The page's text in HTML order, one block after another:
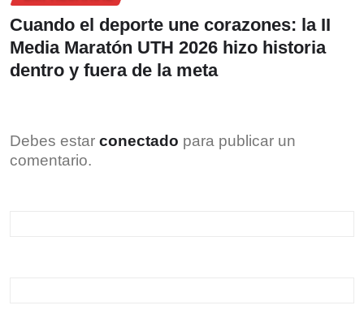
Cuando el deporte une corazones: la II
Media Maratón UTH 2026 hizo historia
dentro y fuera de la meta
Debes estar conectado para publicar un
comentario.